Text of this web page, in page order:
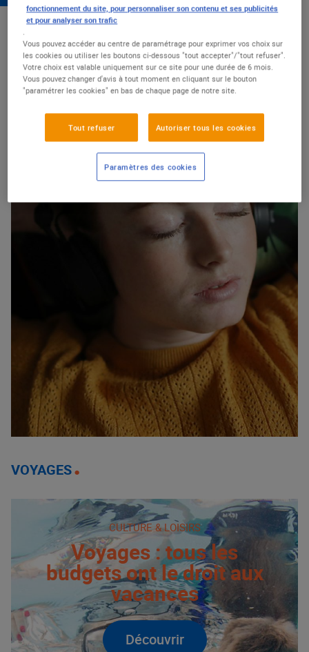
CULTURE
CULTURE & LOISIRS
Faire plus de place à la
Culture
Découvrir
VOYAGES
CULTURE & LOISIRS
Voyages : tous les
budgets ont le droit aux
vacances
Découvrir
fonctionnement du site, pour personnaliser son contenu et ses publicités
et pour analyser son trafic
Vous pouvez accéder au centre de paramétrage pour exprimer vos choix sur
les cookies ou utiliser les boutons ci-dessous "tout accepter"/"tout refuser".
Votre choix est valable uniquement sur ce site pour une durée de 6 mois.
Vous pouvez changer d'avis à tout moment en cliquant sur le bouton
"paramétrer les cookies" en bas de chaque page de notre site.
Tout refuser Autoriser tous les cookies
Paramètres des cookies